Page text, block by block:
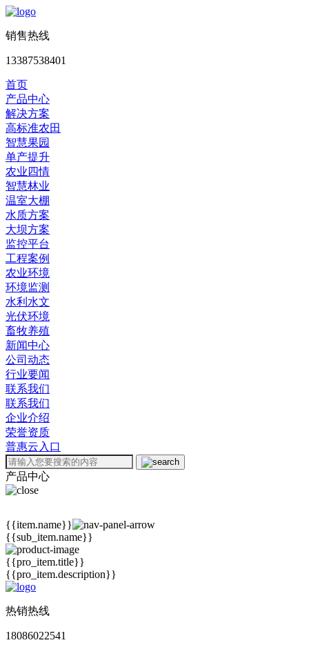
销售热线
13387538401
首页
产品中心
解决方案
高标准农田
智慧果园
单产提升
农业四情
智慧林业
温室大棚
水质方案
大坝方案
监控平台
工程案例
农业环境
环境监测
水利水文
光伏环境
畜牧养殖
新闻中心
公司动态
行业要闻
联系我们
联系我们
企业介绍
荣誉资质
普惠云入口
产品中心
{{item.name}}
{{sub_item.name}}
{{pro_item.title}}
{{pro_item.description}}
热销热线
18086022541